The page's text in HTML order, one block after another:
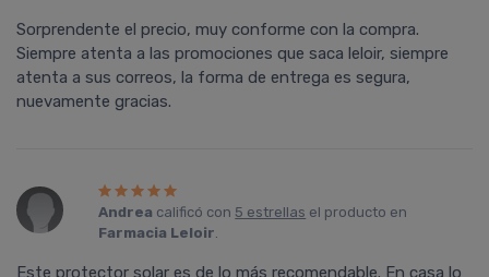
Sorprendente el precio, muy conforme con la compra.
Siempre atenta a las promociones que saca leloir, siempre
atenta a sus correos, la forma de entrega es segura,
nuevamente gracias.
Andrea calificó con 5 estrellas el producto en
Farmacia Leloir.
Este protector solar es de lo más recomendable. En casa lo